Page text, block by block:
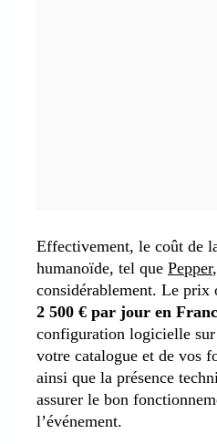
Effectivement, le coût de
humanoïde, tel que Pepper
considérablement. Le prix
2 500 € par jour en
configuration logicielle
votre catalogue et de vos
ainsi que la présence
assurer le bon
l’événement.